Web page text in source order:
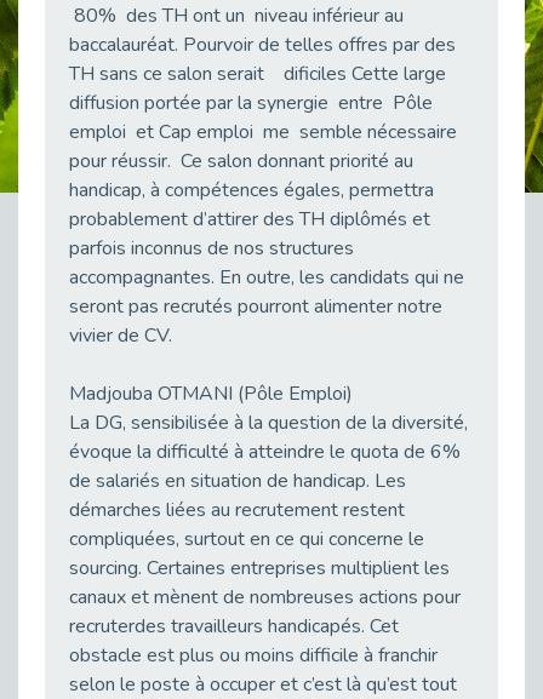
21 Mars : Plus qu’un symbole, un engagement pour l’inclusion
Décret de renouvellement de l'aide aux employeurs d'apprentis
Publié le 13/03/2026
Développer la pair-aidance en santé mentale : guide pour les employeurs
Publié le 13/03/2026
DOETH 2026 : lancement de la campagne pour les employeurs publics
Publié le 13/03/2026
Troubles DYS et monde du travail : mieux comprendre pour mieux accompagner _ vidéo
Publié le 13/03/2026
Publié le 09/03/2026
Talents et Handicap : Le Top 10 des métiers plébiscités dans les Hauts-de-Seine
Publié le 09/03/2026
Le Tournesol : Ce symbole discret qui change la vie des personnes en situation de handicap invisible
Publié le 03/03/2026
Handicap auditif au travail : rendre l’invisible accessible
Publié le 02/03/2026
Réforme du CPF 2026 : Ce qui change ce printemps pour vos droits à la formation
Publié le 26/02/2026
80% des TH ont un niveau inférieur au
baccalauréat. Pourvoir de telles offres par des
TH sans ce salon serait dificiles Cette large
diffusion portée par la synergie entre Pôle
emploi et Cap emploi me semble nécessaire
pour réussir. Ce salon donnant priorité au
handicap, à compétences égales, permettra
probablement d’attirer des TH diplômés et
parfois inconnus de nos structures
accompagnantes. En outre, les candidats qui ne
seront pas recrutés pourront alimenter notre
vivier de CV.
Madjouba OTMANI (Pôle Emploi)
La DG, sensibilisée à la question de la diversité,
évoque la difficulté à atteindre le quota de 6%
de salariés en situation de handicap. Les
démarches liées au recrutement restent
compliquées, surtout en ce qui concerne le
sourcing. Certaines entreprises multiplient les
canaux et mènent de nombreuses actions pour
recruterdes travailleurs handicapés. Cet
obstacle est plus ou moins difficile à franchir
selon le poste à occuper et c’est là qu’est tout